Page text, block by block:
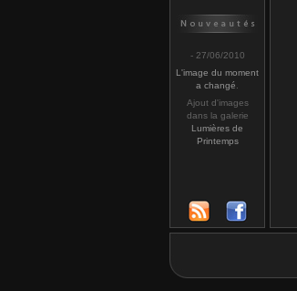
- 27/06/2010
L'image du moment
a changé
Ajout d'images
dans la galerie
Lumières de
Printemps